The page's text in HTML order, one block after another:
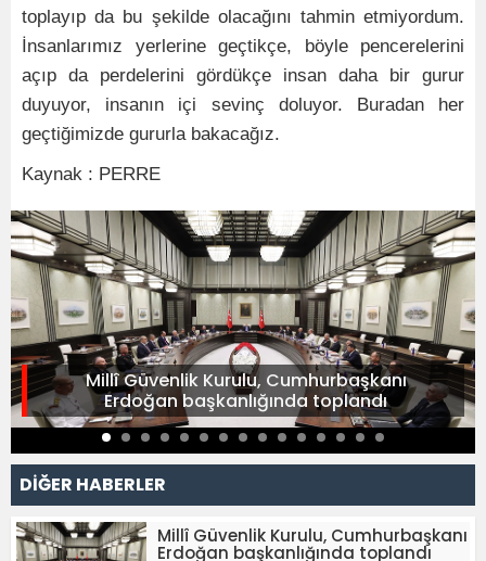
toplayıp da bu şekilde olacağını tahmin etmiyordum.
İnsanlarımız yerlerine geçtikçe, böyle pencerelerini
açıp da perdelerini gördükçe insan daha bir gurur
duyuyor, insanın içi sevinç doluyor. Buradan her
geçtiğimizde gururla bakacağız.
Kaynak : PERRE
Millî Güvenlik Kurulu, Cumhurbaşkanı
Erdoğan başkanlığında toplandı
DİĞER HABERLER
Millî Güvenlik Kurulu, Cumhurbaşkanı
Erdoğan başkanlığında toplandı